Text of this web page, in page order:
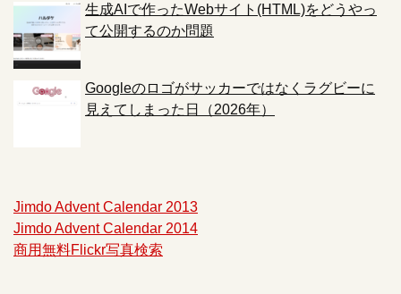
生成AIで作ったWebサイト(HTML)をどうやっ
て公開するのか問題
Googleのロゴがサッカーではなくラグビーに
見えてしまった日（2026年）
Jimdo Advent Calendar 2013
Jimdo Advent Calendar 2014
商用無料Flickr写真検索